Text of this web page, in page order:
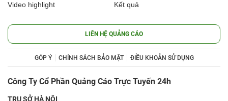
Video highlight Kết quả
LIÊN HỆ QUẢNG CÁO
GÓP Ý CHÍNH SÁCH BẢO MẬT ĐIỀU KHOẢN SỬ DỤNG
Công Ty Cổ Phần Quảng Cáo Trực Tuyến 24h
TRỤ SỞ HÀ NỘI